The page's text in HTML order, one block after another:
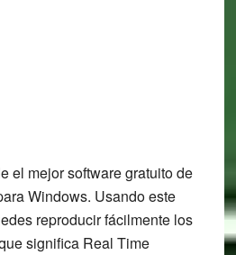
el mejor software gratuito de
Windows. Usando este
reproducir fácilmente los
significa Real Time